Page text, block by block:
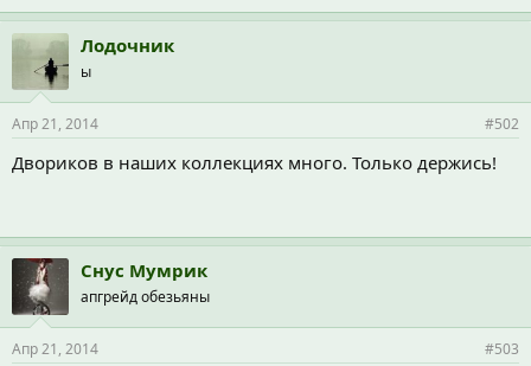
Лодочник
ы
Апр 21, 2014 #502
Двориков в наших коллекциях много. Только держись!
Снус Мумрик
апгрейд обезьяны
Апр 21, 2014 #503